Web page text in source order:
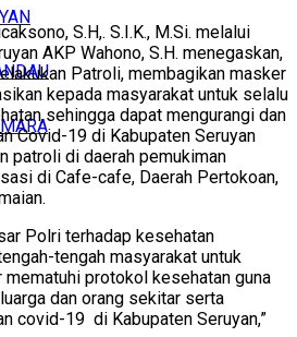
S.H,. S.I.K., M.Si. melalui
AKP Wahono, S.H. menegaskan,
Patroli, membagikan masker
kepada masyarakat untuk selalu
sehingga dapat mengurangi dan
Covid-19 di Kabupaten Seruyan
patroli di daerah pemukiman
di Cafe-cafe, Daerah Pertokoan,
Polri terhadap kesehatan
tengah masyarakat untuk
mematuhi protokol kesehatan guna
dan orang sekitar serta
covid-19 di Kabupaten Seruyan,”